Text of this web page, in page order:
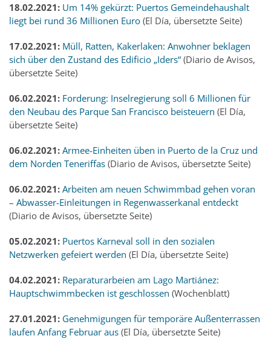
18.02.2021: Um 14% gekürzt: Puertos Gemeindehaushalt
liegt bei rund 36 Millionen Euro(El Día, übersetzte Seite)
17.02.2021: Müll, Ratten, Kakerlaken: Anwohner beklagen
sich über den Zustand des Edificio „Iders“(Diario de Avisos,
übersetzte Seite)
06.02.2021: Forderung: Inselregierung soll 6 Millionen für
den Neubau des Parque San Francisco beisteuern (El Día,
übersetzte Seite)
06.02.2021: Armee-Einheiten üben in Puerto de la Cruz und
dem Norden Teneriffas(Diario de Avisos, übersetzte Seite)
06.02.2021: Arbeiten am neuen Schwimmbad gehen voran
– Abwasser-Einleitungen in Regenwasserkanal entdeckt
(Diario de Avisos, übersetzte Seite)
05.02.2021: Puertos Karneval soll in den sozialen
Netzwerken gefeiert werden (El Día, übersetzte Seite)
04.02.2021: Reparaturarbeien am Lago Martiánez:
Hauptschwimmbecken ist geschlossen (Wochenblatt)
27.01.2021: Genehmigungen für temporäre Außenterrassen
laufen Anfang Februar aus(El Día, übersetzte Seite)